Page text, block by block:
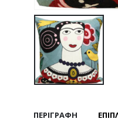
ΠΕΡΙΓΡΑΦΉ